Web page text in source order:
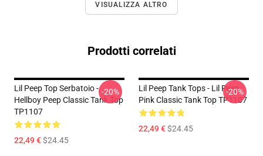
VISUALIZZA ALTRO
Prodotti correlati
Lil Peep Top Serbatoio -
Hellboy Peep Classic Tank Top
TP1107
22,49 €$24.45
-20%
Lil Peep Tank Tops - Lil Peep
Pink Classic Tank Top TP1107
22,49 €$24.45
-20%